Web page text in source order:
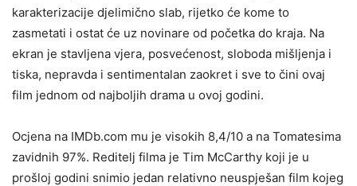
karakterizacije djelimično slab, rijetko će kome to
zasmetati i ostat će uz novinare od početka do kraja. Na
ekran je stavljena vjera, posvećenost, sloboda mišljenja i
tiska, nepravda i sentimentalan zaokret i sve to čini ovaj
film jednom od najboljih drama u ovoj godini.
Ocjena na IMDb.com mu je visokih 8,4/10 a na Tomatesima
zavidnih 97%. Reditelj filma je Tim McCarthy koji je u
prošloj godini snimio jedan relativno neuspješan film kojeg